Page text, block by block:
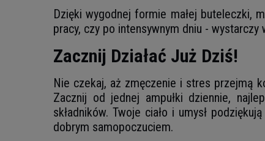
Dzięki wygodnej formie małej buteleczki,
pracy, czy po intensywnym dniu -
Zacznij Działać Już Dziś!
Nie czekaj, aż zmęczenie i stres przejmą
Zacznij od jednej ampułki dziennie,
składników. Twoje ciało i umysł
dobrym samopoczuciem.